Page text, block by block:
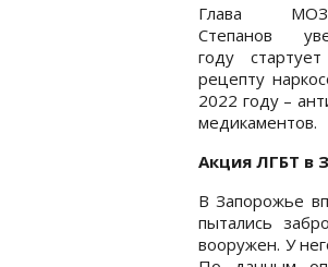
Глава
Степанов
году
рецепту
2022 году –
медикаментов.
Акция ЛГБТ в
В Запорожье
пытались
вооружен. У